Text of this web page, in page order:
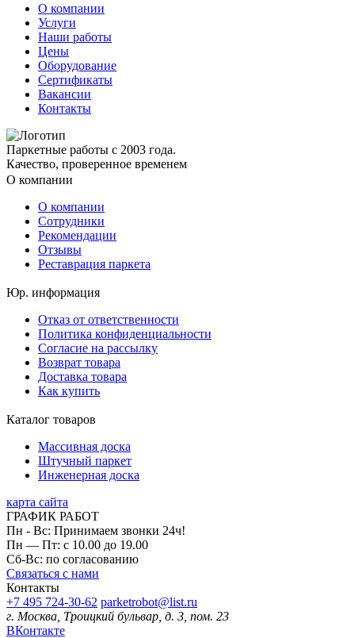
О компании
Услуги
Наши работы
Цены
Оборудование
Сертификаты
Вакансии
Контакты
Паркетные работы с 2003 года.
Качество, проверенное временем
О компании
О компании
Сотрудники
Рекомендации
Отзывы
Реставрация паркета
Юр. информация
Отказ от ответственности
Политика конфиденциальности
Согласие на рассылку
Возврат товара
Доставка товара
Как купить
Каталог товаров
Массивная доска
Штучный паркет
Инженерная доска
карта сайта
ГРАФИК РАБОТ
Пн - Вс: Принимаем звонки 24ч!
Пн — Пт: с 10.00 до 19.00
Сб-Вс: по согласованию
Связаться с нами
Контакты
+7 495 724-30-62 parketrobot@list.ru
г. Москва, Троицкий бульвар, д. 3, пом. 23
ВКонтакте